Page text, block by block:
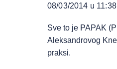
08/03/2014 u 11:38
Sve to je PAPAK
Aleksandrovog
praksi.